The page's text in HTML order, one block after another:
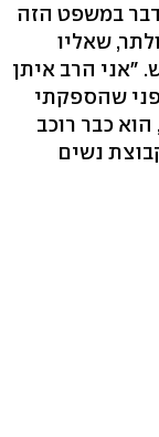
במשפט הזה
שאליו
"אני הרב איתן
שהספקתי
כבר רוכב
נשים